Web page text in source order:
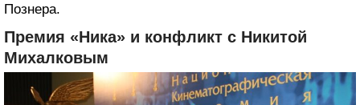
Познера.
Премия «Ника» и конфликт с Никитой
Михалковым